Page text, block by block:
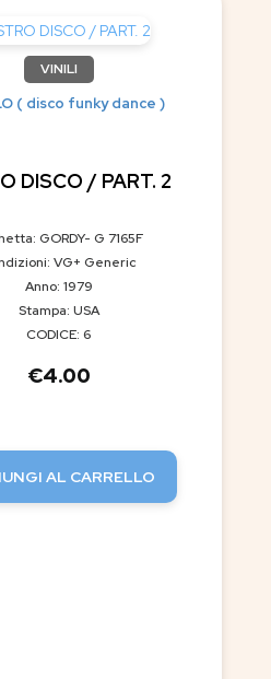
VINILI
( disco funky dance )
DISCO / PART. 2
GORDY- G 7165F
VG+ Generic
Anno: 1979
Stampa: USA
CODICE: 6
€4.00
AL CARRELLO